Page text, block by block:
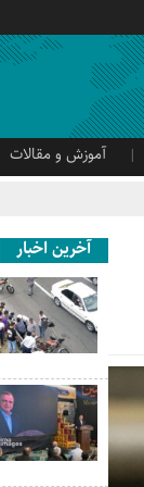
آموزش و مقالات
آخرین اخبار